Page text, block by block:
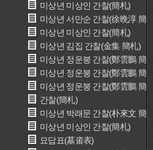
미상년 미상인 간찰(簡札)
미상년 서만순 간찰(徐晩淳 簡札)
미상년 미상인 간찰(簡札)
미상년 김집 간찰(金集 簡札)
미상년 정운붕 간찰(鄭雲鵬 簡札)
미상년 정운붕 간찰(鄭雲鵬 簡札)
미상년 정운붕 간찰(鄭雲鵬 簡札)
간찰(簡札)
미상년 박래문 간찰(朴來文 簡札)
미상년 미상인 간찰(簡札)
묘답표(墓畓表)